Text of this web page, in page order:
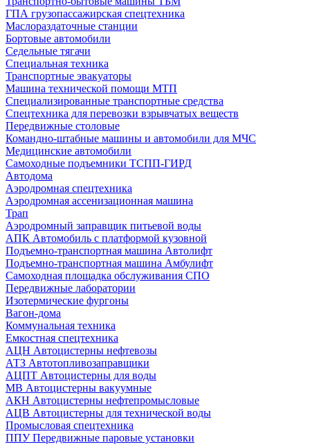
ГПА грузопассажирская спецтехника
Маслораздаточные станции
Бортовые автомобили
Седельные тягачи
Специальная техника
Транспортные эвакуаторы
Машина технической помощи МТП
Специализированные транспортные средства
Спецтехника для перевозки взрывчатых веществ
Передвижные столовые
Командно-штабные машины и автомобили для МЧС
Медицинские автомобили
Самоходные подъемники ТСПП-ГИРД
Автодома
Аэродромная спецтехника
Аэродромная ассенизационная машина
Трап
Аэродромный заправщик питьевой воды
АПК Автомобиль с платформой кузовной
Подъемно-транспортная машина Автолифт
Подъемно-транспортная машина Амбулифт
Самоходная площадка обслуживания СПО
Передвижные лаборатории
Изотермические фургоны
Вагон-дома
Коммунальная техника
Емкостная спецтехника
АЦН Автоцистерны нефтевозы
АТЗ Автотопливозаправщики
АЦПТ Автоцистерны для воды
МВ Автоцистерны вакуумные
АКН Автоцистерны нефтепромысловые
АЦВ Автоцистерны для технической воды
Промысловая спецтехника
ППУ Передвижные паровые установки